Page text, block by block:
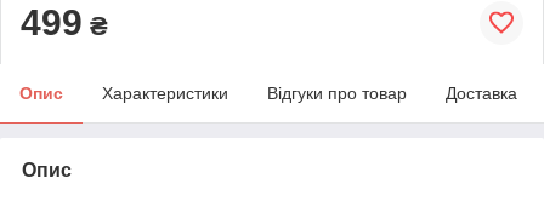
499 ₴
Опис Характеристики Відгуки про товар Доставка
Опис